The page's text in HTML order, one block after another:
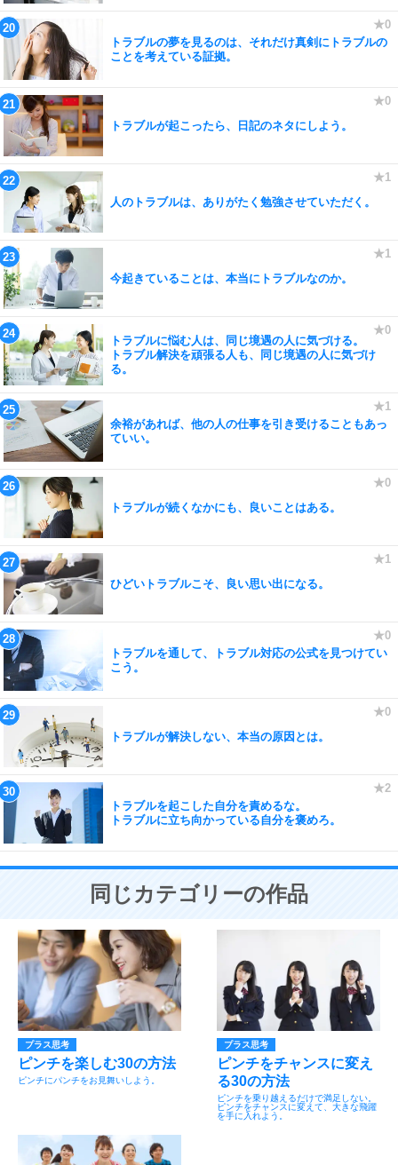
トラブルの夢を見るのは、それだけ真剣にトラブルの
ことを考えている証拠。
トラブルが起こったら、日記のネタにしよう。
人のトラブルは、ありがたく勉強させていただく。
今起きていることは、本当にトラブルなのか。
トラブルに悩む人は、同じ境遇の人に気づける。
トラブル解決を頑張る人も、同じ境遇の人に気づけ
る。
余裕があれば、他の人の仕事を引き受けることもあっ
ていい。
トラブルが続くなかにも、良いことはある。
ひどいトラブルこそ、良い思い出になる。
トラブルを通して、トラブル対応の公式を見つけてい
こう。
トラブルが解決しない、本当の原因とは。
トラブルを起こした自分を責めるな。
トラブルに立ち向かっている自分を褒めろ。
同じカテゴリーの作品
プラス思考
ピンチを楽しむ30の方法
ピンチにパンチをお見舞いしよう。
プラス思考
ピンチをチャンスに変え
る30の方法
ピンチを乗り越えるだけで満足しない。
ピンチをチャンスに変えて、大きな飛躍
を手に入れよう。